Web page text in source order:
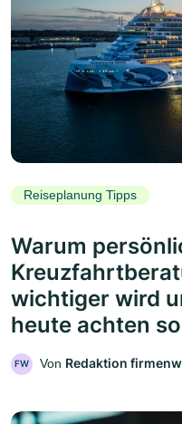
Reiseplanung Tipps
Warum
wichtiger wird
heute achten
FW Von Redaktion